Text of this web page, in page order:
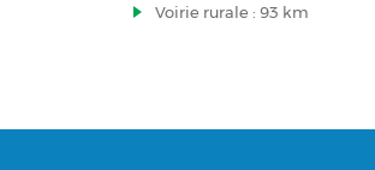
Voirie rurale : 93 km